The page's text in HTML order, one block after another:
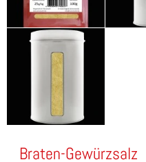
Braten-Gewürzsalz